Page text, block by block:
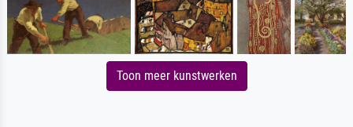
Toon meer kunstwerken